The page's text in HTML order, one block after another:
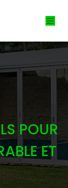
POUR
ET